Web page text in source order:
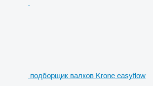
подборщик валков Krone easyflow